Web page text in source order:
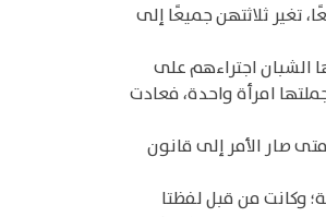
تغير ثلاثتهن جميعًا إلى
الشبان اجتراءهم على
امرأة واحدة، فعادت
صار الأمر إلى قانون
وكانت من قبل لفظتا